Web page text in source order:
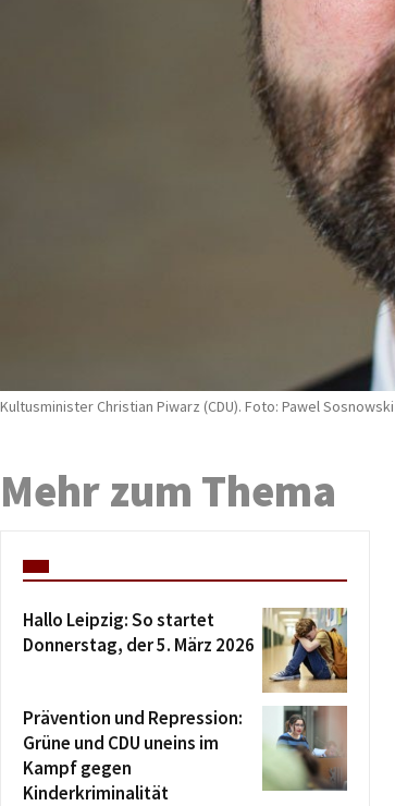
Kultusminister Christian Piwarz (CDU). Foto: Pawel Sosnowski
Mehr zum Thema
Hallo Leipzig: So startet
Donnerstag, der 5. März 2026
Prävention und Repression:
Grüne und CDU uneins im
Kampf gegen
Kinderkriminalität